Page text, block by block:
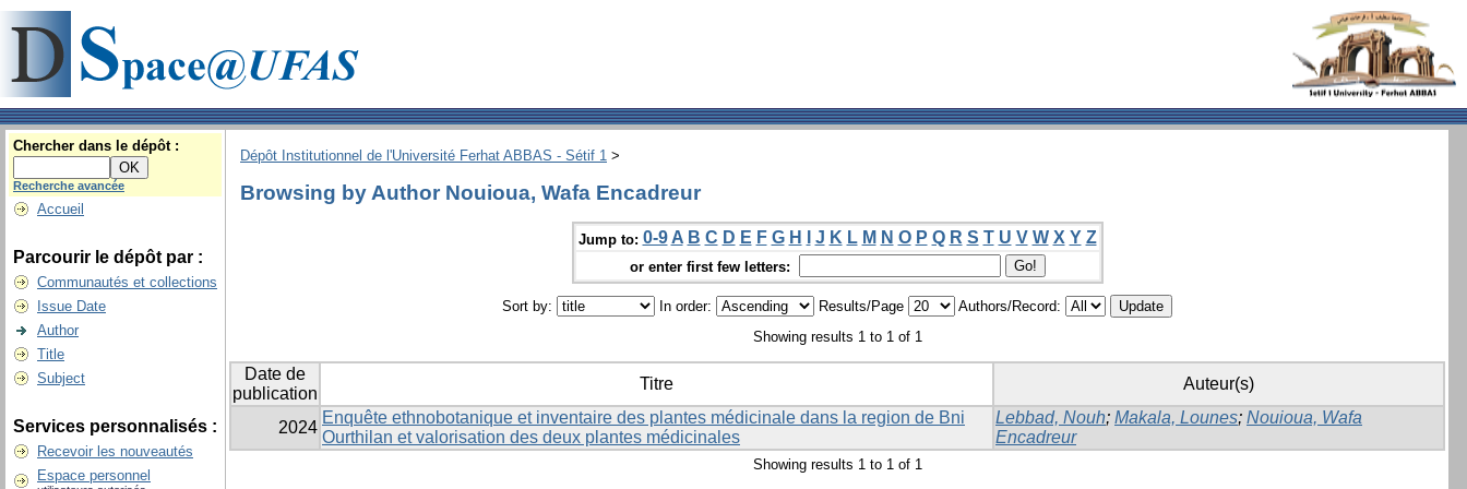
Chercher dans le dépôt :
Recherche avancée
Accueil
Parcourir le dépôt par :
Communautés et collections
Issue Date
Author
Title
Subject
Services personnalisés :
Recevoir les nouveautés
Espace personnel
Dépôt Institutionnel de l'Université Ferhat ABBAS - Sétif 1 >
Browsing by Author Nouioua, Wafa Encadreur
Jump to: 0-9 A B C D E F G H J K L M N O P Q R S T U V W X Y Z
or enter first few letters:
Sort by: In order: Results/Page
Authors/Record:
Showing results 1 to 1 of 1
Date de
publication
Titre Auteur(s)
2024
Enquête ethnobotanique et inventaire des plantes médicinale dans la region de Bni
Ourthilan et valorisation des deux plantes médicinales
Lebbad, Nouh; Makala, Lounes; Nouioua, Wafa
Encadreur
Showing results 1 to 1 of 1